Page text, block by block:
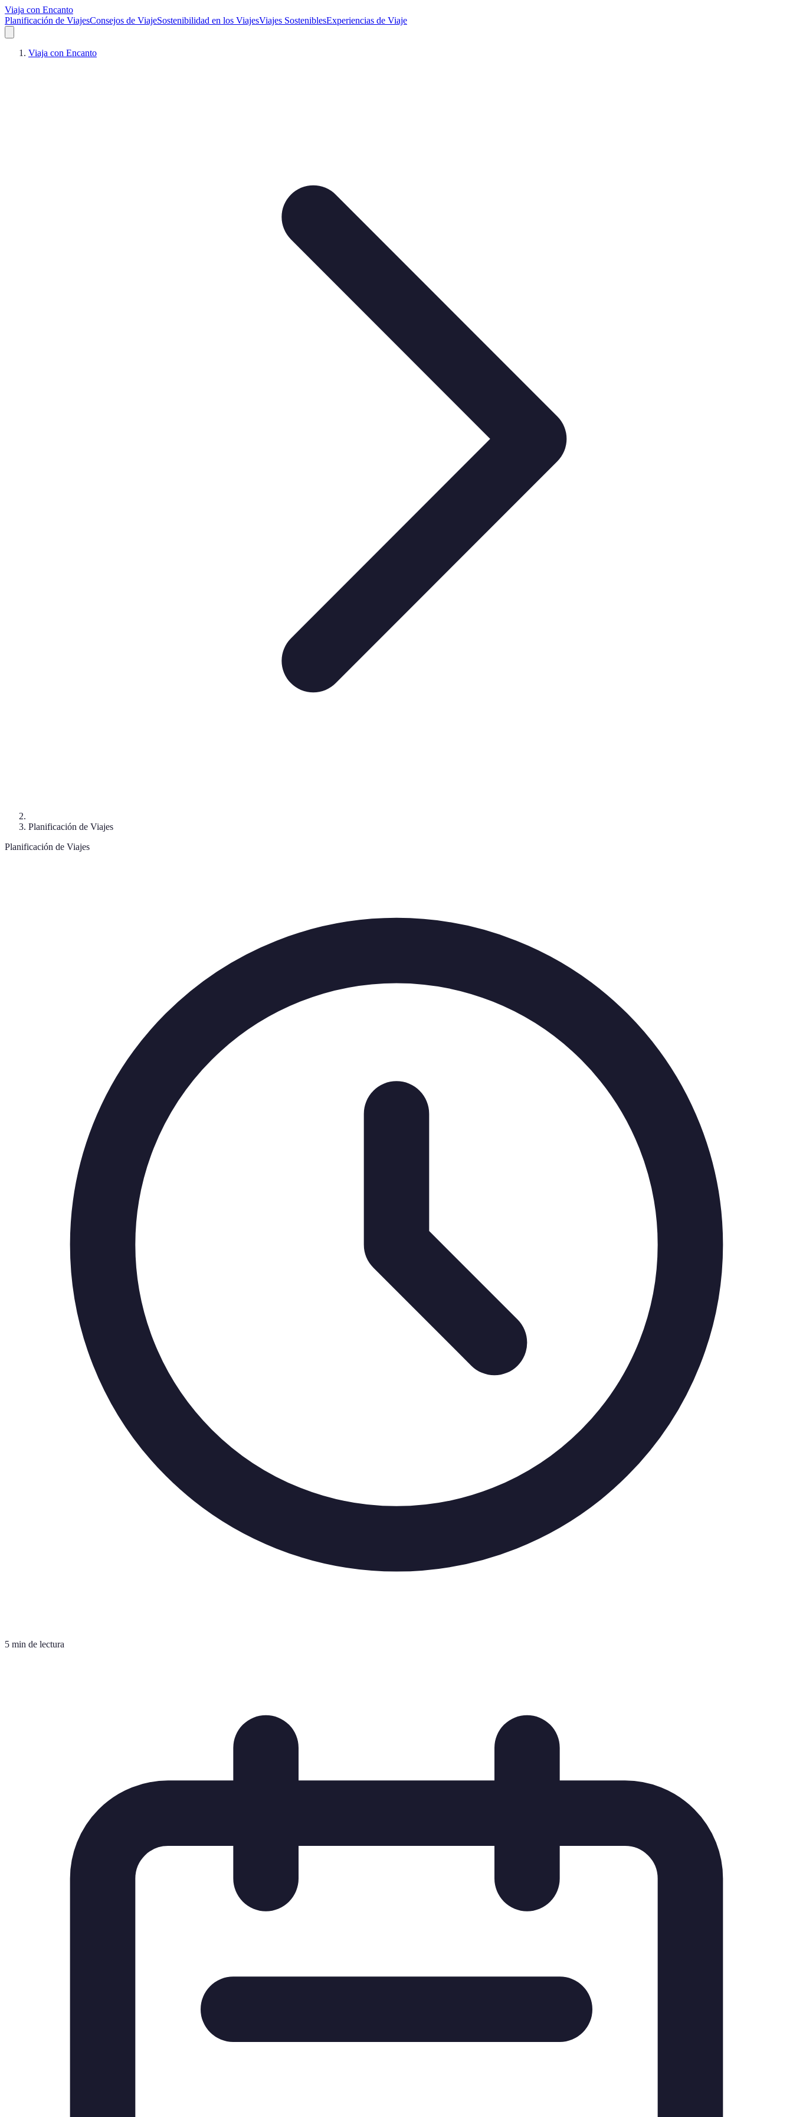
Viaja con Encanto
Planificación de ViajesConsejos de ViajeSostenibilidad en los ViajesViajes SosteniblesExperiencias de Viaje
Viaja con Encanto
Planificación de Viajes
Planificación de Viajes
5 min de lectura